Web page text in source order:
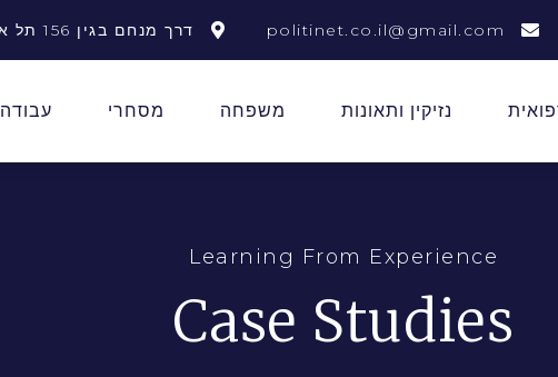
politinet.co.il@gmail.com דרך מנחם בגין 156 תל אביב
נזיקין ותאונות משפחה מסחרי עבודה
Learning From Experience
Case Studies